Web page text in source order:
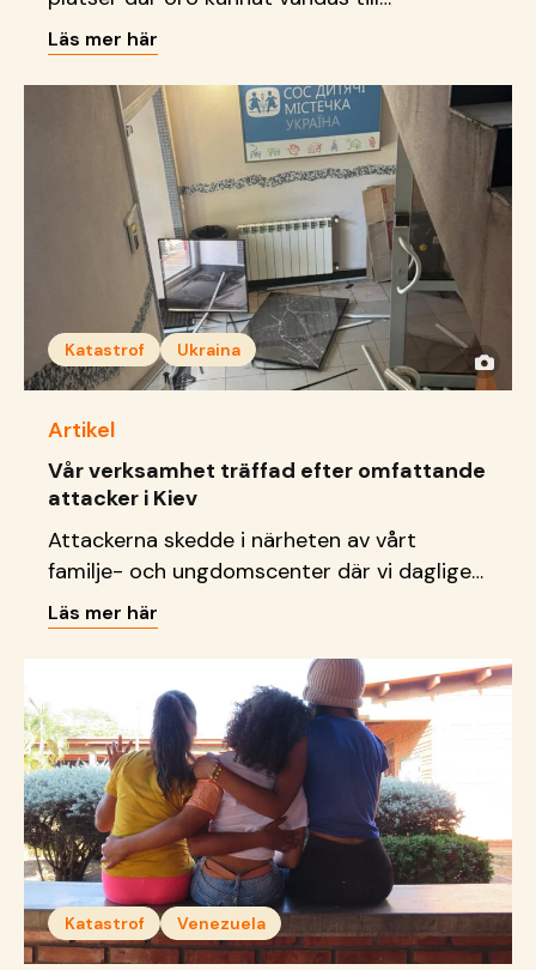
delaktighet, kreativitet och
framtidsdrömmar.
Läs mer här
Katastrof Ukraina
Artikel
Vår verksamhet träffad efter omfattande
attacker i Kiev
Attackerna skedde i närheten av vårt
familje- och ungdomscenter där vi dagligen
tar emot barn, unga och familjer.
Läs mer här
Katastrof Venezuela